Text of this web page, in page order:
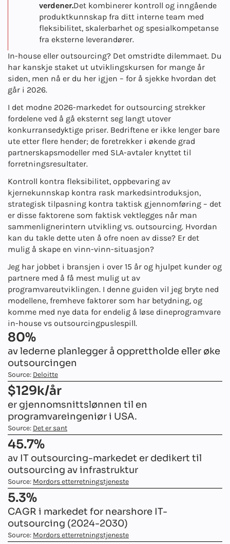
verdener.Det kombinerer kontroll og inngående
produktkunnskap fra ditt interne team med
fleksibilitet, skalerbarhet og spesialkompetanse
fra eksterne leverandører.
In-house eller outsourcing? Det omstridte dilemmaet. Du
har kanskje staket ut utviklingskursen for mange år
siden, men nå er du her igjen – for å sjekke hvordan det
går i 2026.
I det modne 2026-markedet for outsourcing strekker
fordelene ved å gå eksternt seg langt utover
konkurransedyktige priser. Bedriftene er ikke lenger bare
ute etter flere hender; de foretrekker i økende grad
partnerskapsmodeller med SLA-avtaler knyttet til
forretningsresultater.
Kontroll kontra fleksibilitet, oppbevaring av
kjernekunnskap kontra rask markedsintroduksjon,
strategisk tilpasning kontra taktisk gjennomføring – det
er disse faktorene som faktisk vektlegges når man
sammenlignerintern utvikling vs. outsourcing. Hvordan
kan du takle dette uten å ofre noen av disse? Er det
mulig å skape en vinn-vinn-situasjon?
Jeg har jobbet i bransjen i over 15 år og hjulpet kunder og
partnere med å få mest mulig ut av
programvareutviklingen. I denne guiden vil jeg bryte ned
modellene, fremheve faktorer som har betydning, og
komme med nye data for endelig å løse dineprogramvare
in-house vs outsourcingpuslespill.
80%
av lederne planlegger å opprettholde eller øke
outsourcingen
Source: Deloitte
$129k/år
er gjennomsnittslønnen til en
programvareingeniør i USA.
Source: Det er sant
45.7%
av IT outsourcing-markedet er dedikert til
outsourcing av infrastruktur
Source: Mordors etterretningstjeneste
5.3%
CAGR i markedet for nearshore IT-
outsourcing (2024-2030)
Source: Mordors etterretningstjeneste